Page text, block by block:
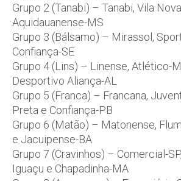
Grupo 2 (Tanabi) – Tanabi, Vila
Aquidauanense-MS
Grupo 3 (Bálsamo) – Mirassol,
Confiança-SE
Grupo 4 (Lins) – Linense, Atlético-
Desportivo Aliança-AL
Grupo 5 (Franca) – Francana,
Preta e Confiança-PB
Grupo 6 (Matão) – Matonense,
e Jacuipense-BA
Grupo 7 (Cravinhos) – Comercial-
Iguaçu e Chapadinha-MA